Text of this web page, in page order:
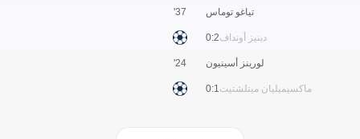
تياغو توماس
دينيز أونداف2:0
37'
لورينز أسينيون
ماكسيميليان ميتلشتيت1:0
24'